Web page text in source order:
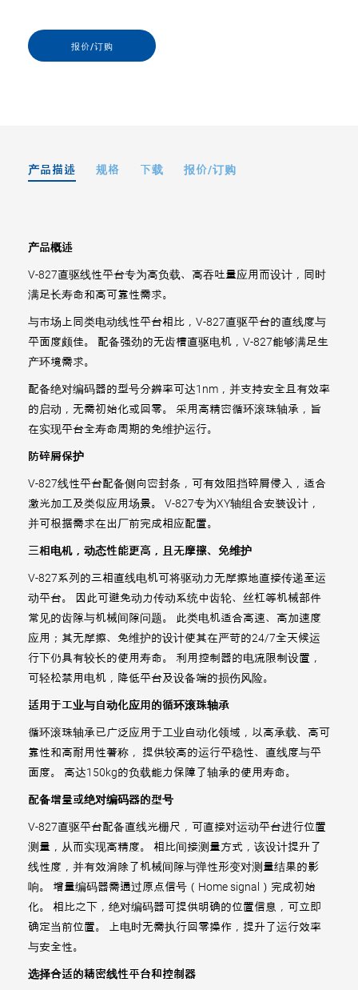
报价/订购
产品描述 规格 下载 报价/订购
产品概述
V-827直驱线性平台专为高负载、高吞吐量应用而设计，同时
满足长寿命和高可靠性需求。
与市场上同类电动线性平台相比，V-827直驱平台的直线度与
平面度颇佳。 配备强劲的无齿槽直驱电机，V-827能够满足生
产环境需求。
配备绝对编码器的型号分辨率可达1nm，并支持安全且有效率
的启动，无需初始化或回零。 采用高精密循环滚珠轴承，旨
在实现平台全寿命周期的免维护运行。
防碎屑保护
V-827线性平台配备侧向密封条，可有效阻挡碎屑侵入，适合
激光加工及类似应用场景。 V-827专为XY轴组合安装设计，
并可根据需求在出厂前完成相应配置。
三相电机，动态性能更高，且无摩擦、免维护
V-827系列的三相直线电机可将驱动力无摩擦地直接传递至运
动平台。 因此可避免动力传动系统中齿轮、丝杠等机械部件
常见的齿隙与机械间隙问题。 此类电机适合高速、高加速度
应用；其无摩擦、免维护的设计使其在严苛的24/7全天候运
行下仍具有较长的使用寿命。 利用控制器的电流限制设置，
可轻松禁用电机，降低平台及设备端的损伤风险。
适用于工业与自动化应用的循环滚珠轴承
循环滚珠轴承已广泛应用于工业自动化领域，以高承载、高可
靠性和高耐用性著称， 提供较高的运行平稳性、直线度与平
面度。 高达150kg的负载能力保障了轴承的使用寿命。
配备增量或绝对编码器的型号
V-827直驱平台配备直线光栅尺，可直接对运动平台进行位置
测量，从而实现高精度。 相比间接测量方式，该设计提升了
线性度，并有效消除了机械间隙与弹性形变对测量结果的影
响。 增量编码器需通过原点信号（Home signal）完成初始
化。 相比之下，绝对编码器可提供明确的位置信息，可立即
确定当前位置。 上电时无需执行回零操作，提升了运行效率
与安全性。
选择合适的精密线性平台和控制器